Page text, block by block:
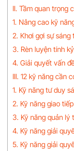
II. Tầm quan trọng
1. Nâng cao kỹ
2. Khơi gợi sự sáng
3. Rèn luyện tính
4. Giải quyết vấn
III. 12 kỹ năng cần
1. Kỹ năng tư duy
2. Kỹ năng giao tiếp
3. Kỹ năng quản lý
4. Kỹ năng giải
5. Kỹ năng giải